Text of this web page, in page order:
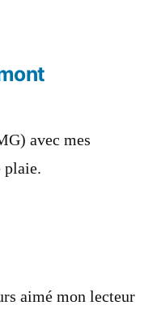
avec mes
aimé mon lecteur